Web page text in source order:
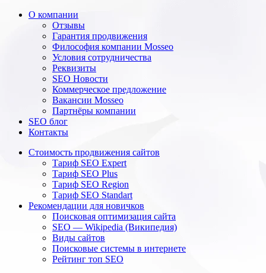
О компании
Отзывы
Гарантия продвижения
Философия компании Mosseo
Условия сотрудничества
Реквизиты
SEO Новости
Коммерческое предложение
Вакансии Mosseo
Партнёры компании
SEO блог
Контакты
Стоимость продвижения сайтов
Тариф SEO Expert
Тариф SEO Plus
Тариф SEO Region
Тариф SEO Standart
Рекомендации для новичков
Поисковая оптимизация сайта
SEO — Wikipedia (Википедия)
Виды сайтов
Поисковые системы в интернете
Рейтинг топ SEO